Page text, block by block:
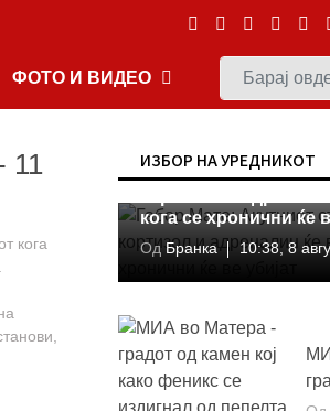
ФОТО И ВИДЕО
11
кога
ИЗБОР НА УРЕДНИКОТ
Габор Мате:
кога се хронични ќе
Од Бранка 10:38, 8